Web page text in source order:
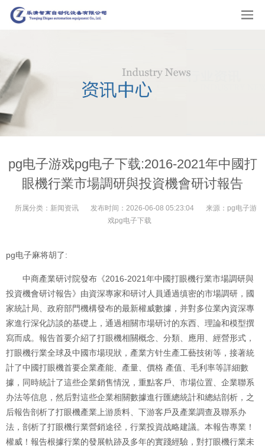
pg电子游戏pg电子下载:2016-2021年中國打
眼機行業市場調研與投資機會研讨報告
所属分类： 新闻资讯 发布时间： 2026-06-08 05:23:04 来源： pg电子游
戏pg电子下载
pg电子麻将胡了:
中商產業研讨院發布《2016-2021年中國打眼機行業市場調研與
投資機會研讨報告》由資深專家和研讨人員通過缜密的市場調研，國
家統計局、政府部門機構發布的最新權威數據，并對多位業內資深專
家進行深化訪談的基礎上，通過相關市場研讨的东西、理論和模型撰
寫而成。報告首要介紹了打眼機相關概念、分類、應用、經營形式，
打眼機行業全球及中國市場現狀，產業方针生產工藝技術等，接著統
計了中國打眼機首要企業產能、產量、價格 產值、毛利率等詳細數
據，同時統計了這些企業銷售情況，重點客戶、市場位置、企業聯系
办法等信息，然后對這些企業相關數據進行匯總統計和總結剖析，之
后報告剖析了打眼機產業上游质料、下游客戶及產業調查及聯系办
法，剖析了打眼機行業營銷途径，行業投資战略建議。本報告專業！
權威！報告根據行業的發展軌跡及多年的實踐經驗，對打眼機行業未